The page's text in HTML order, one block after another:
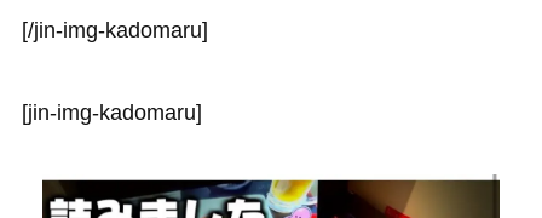
[/jin-img-kadomaru]
[jin-img-kadomaru]